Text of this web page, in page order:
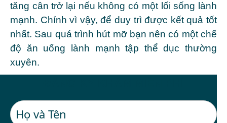
tăng cân trở lại nếu không có một lối sống lành
mạnh. Chính vì vậy, để duy trì được kết quả tốt
nhất. Sau quá trình hút mỡ bạn nên có một chế
độ ăn uống lành mạnh tập thể dục thường
xuyên.